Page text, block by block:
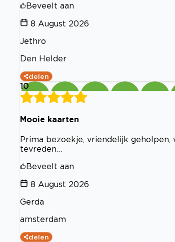
Beveelt aan
8 August 2026
Jethro
Den Helder
delen
10
Mooie kaarten
Prima bezoekje, vriendelijk
tevreden…
Beveelt aan
8 August 2026
Gerda
amsterdam
delen